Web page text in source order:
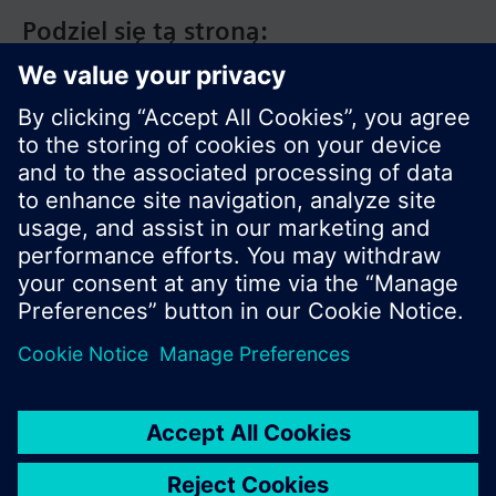
Zapamiętane zużycie ciepła z poprzedniego roku
Zapamiętane zużycie ciepła z ostatnich 13
miesięcy
Liczba kontrolna
Sygnalizacja błędów
Sumaryczne zużycie ciepła ciepła/chłodu od
momentu pierwszego uruchomienia
ciepłomierza
Wyświetlane wielkości są wyrażane w °C lub K, kWh
(lub GJ na zamówienie), m³/h, kW i godzinach.
Standardowym wskazaniem jest sumaryczna ilość
pobranego ciepła/chłodu.
Podziel się tą stroną:
© Siemens Switzerland Ltd. 2020
Zakres produktów i ceny mogą się różnić w
Polityka prywatności
Warunki użytkowania